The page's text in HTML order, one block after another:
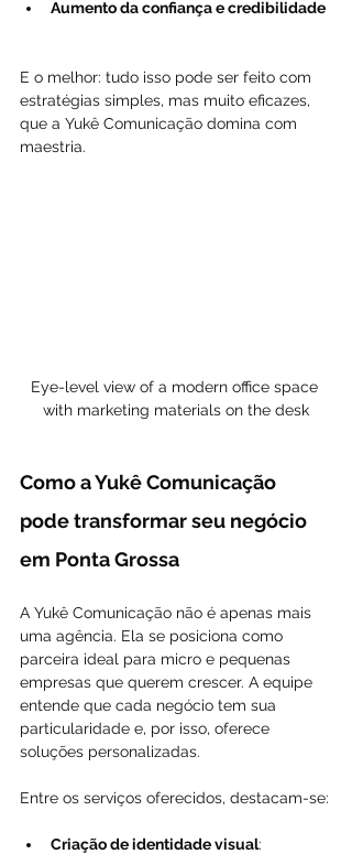
Aumento da confiança e credibilidade
E o melhor: tudo isso pode ser feito com
estratégias simples, mas muito eficazes,
que a Yukê Comunicação domina com
maestria.
Eye-level view of a modern office space
with marketing materials on the desk
Como a Yukê Comunicação
pode transformar seu negócio
em Ponta Grossa
A Yukê Comunicação não é apenas mais
uma agência. Ela se posiciona como
parceira ideal para micro e pequenas
empresas que querem crescer. A equipe
entende que cada negócio tem sua
particularidade e, por isso, oferece
soluções personalizadas.
Entre os serviços oferecidos, destacam-se:
Criação de identidade visual: